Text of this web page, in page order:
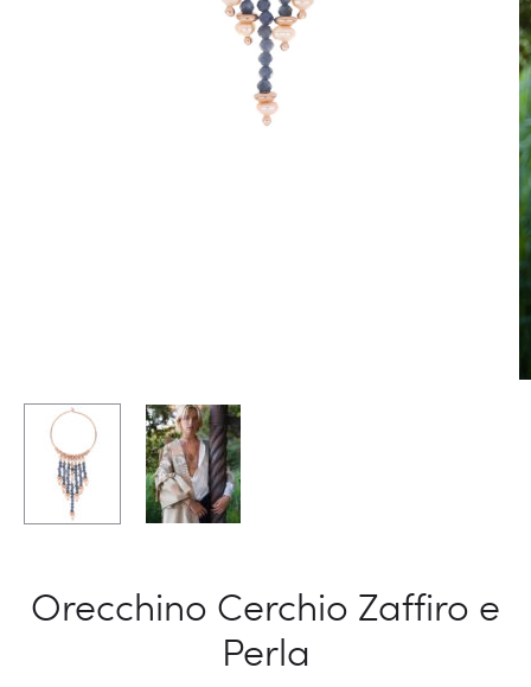
Orecchino Cerchio Zaffiro e
Perla